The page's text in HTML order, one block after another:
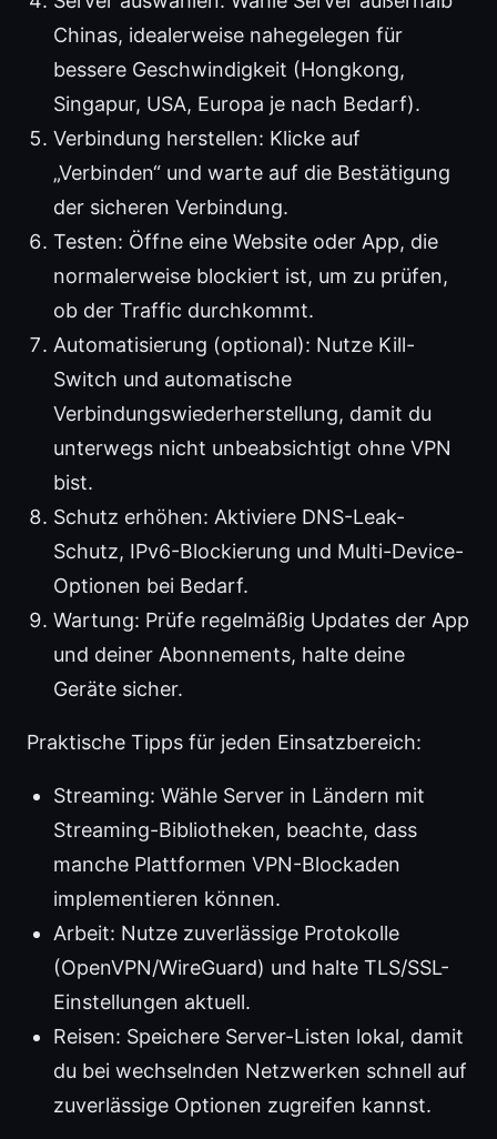
Chinas, idealerweise nahegelegen für
bessere Geschwindigkeit (Hongkong,
Singapur, USA, Europa je nach Bedarf).
Verbindung herstellen: Klicke auf
„Verbinden“ und warte auf die Bestätigung
der sicheren Verbindung.
Testen: Öffne eine Website oder App, die
normalerweise blockiert ist, um zu prüfen,
ob der Traffic durchkommt.
Automatisierung (optional): Nutze Kill-
Switch und automatische
Verbindungswiederherstellung, damit du
unterwegs nicht unbeabsichtigt ohne VPN
bist.
Schutz erhöhen: Aktiviere DNS-Leak-
Schutz, IPv6-Blockierung und Multi-Device-
Optionen bei Bedarf.
Wartung: Prüfe regelmäßig Updates der App
und deiner Abonnements, halte deine
Geräte sicher.
Praktische Tipps für jeden Einsatzbereich:
Streaming: Wähle Server in Ländern mit
Streaming-Bibliotheken, beachte, dass
manche Plattformen VPN-Blockaden
implementieren können.
Arbeit: Nutze zuverlässige Protokolle
(OpenVPN/WireGuard) und halte TLS/SSL-
Einstellungen aktuell.
Reisen: Speichere Server-Listen lokal, damit
du bei wechselnden Netzwerken schnell auf
zuverlässige Optionen zugreifen kannst.